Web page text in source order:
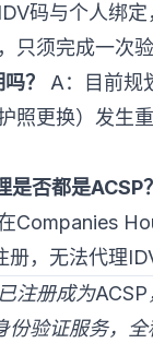
码与个人绑
只须完成一次验
？
A：目前规
照更换）发生
否都是ACSP？
Companies
，无法代理
注册成为
验证服务，全